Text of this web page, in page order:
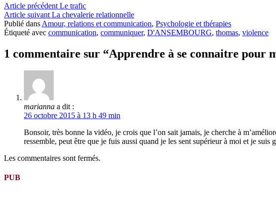
Lire
la
suite
Article précédent Le trafic
Article suivant La chevalerie relationnelle
Publié dans Amour, relations et communication, Psychologie et thérapies
Étiqueté avec communication, communiquer, D'ANSEMBOURG, thomas, violence
1 commentaire sur “Apprendre à se connaitre pour
marianna a dit :
26 octobre 2015 à 13 h 49 min
Bonsoir, très bonne la vidéo, je crois que l’on sait jamais, je cherche à
ressemble, peut être que je fuis aussi quand je les sent supérieur à moi et je
Les commentaires sont fermés.
PUB